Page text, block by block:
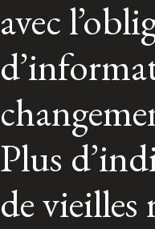
Réseau des anciens
Contactez-nous
avec
Plus
de vieilles